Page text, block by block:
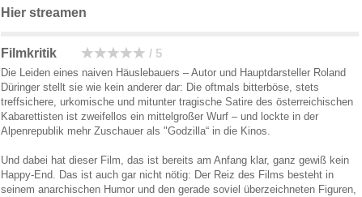
Hier streamen
Filmkritik / 5
Die Leiden eines naiven Häuslebauers – Autor und Hauptdarsteller Roland
Düringer stellt sie wie kein anderer dar: Die oftmals bitterböse, stets
treffsichere, urkomische und mitunter tragische Satire des österreichischen
Kabarettisten ist zweifellos ein mittelgroßer Wurf – und lockte in der
Alpenrepublik mehr Zuschauer als "Godzilla“ in die Kinos.
Und dabei hat dieser Film, das ist bereits am Anfang klar, ganz gewiß kein
Happy-End. Das ist auch gar nicht nötig: Der Reiz des Films besteht in
seinem anarchischen Humor und den gerade soviel überzeichneten Figuren,